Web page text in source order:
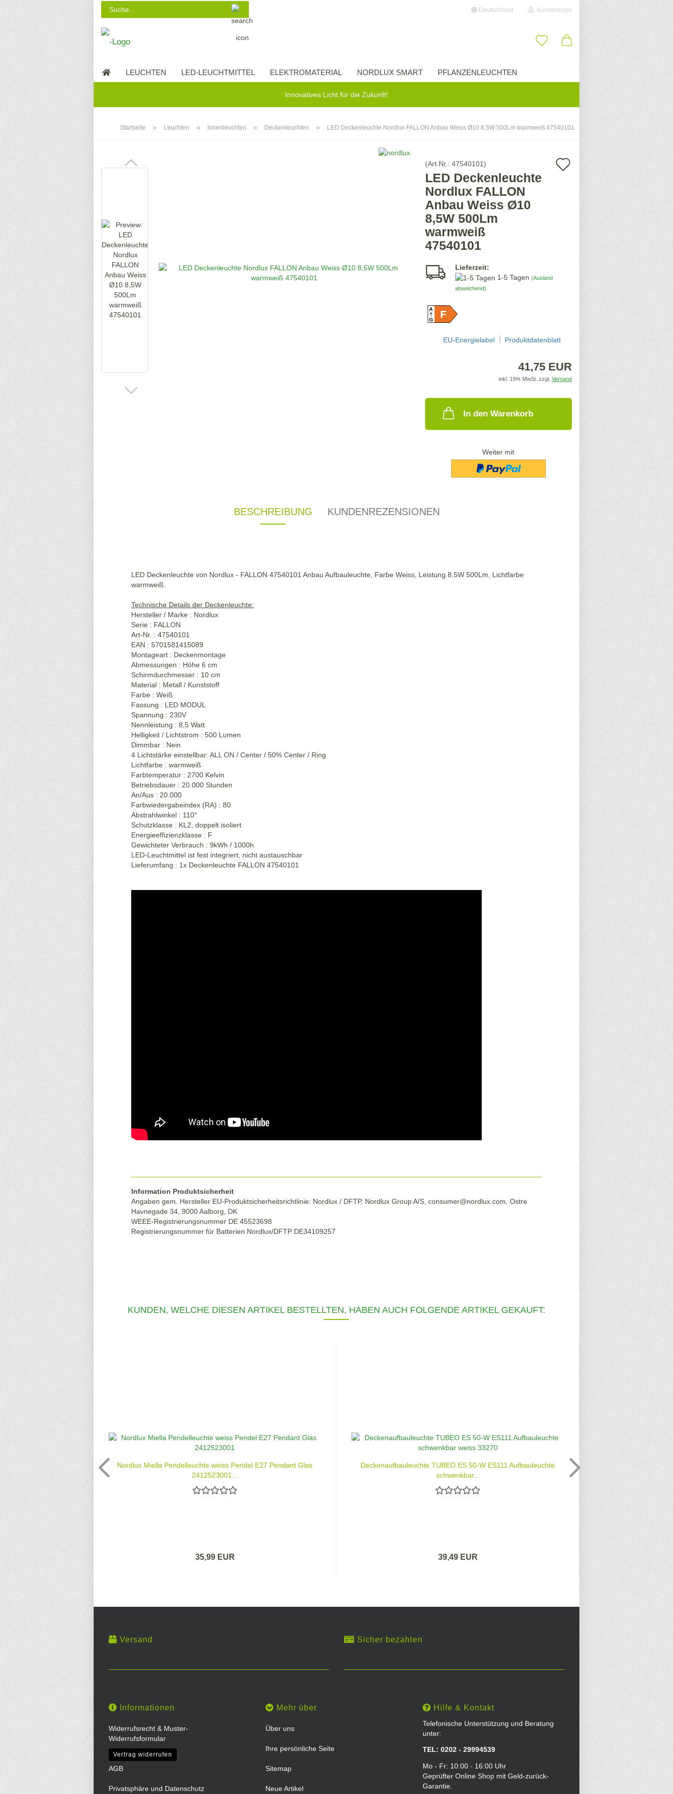
Deutschland Kundenlogin
Passwort vergessen?
Innovatives Licht für die Zukunft!
LEUCHTEN LED-LEUCHTMITTEL ELEKTROMATERIAL NORDLUX SMART PFLANZENLEUCHTEN
Startseite » Leuchten » Innenleuchten » Deckenleuchten » LED Deckenleuchte Nordlux FALLON Anbau Weiss Ø10 8,5W 500Lm warmweiß 47540101
(Art.Nr.: 47540101)
Auf
den
Merkzettel
LED Deckenleuchte
Nordlux FALLON
Anbau Weiss Ø10
8,5W 500Lm
warmweiß
47540101
Lieferzeit:
1-5 Tagen (Ausland
abweichend)
A
GF
EU-Energielabel Produktdatenblatt
41,75 EUR
inkl. 19% MwSt. zzgl. Versand
In den Warenkorb
Weiter mit
BESCHREIBUNG KUNDENREZENSIONEN
LED Deckenleuchte von Nordlux - FALLON 47540101 Anbau Aufbauleuchte, Farbe Weiss, Leistung 8,5W 500Lm, Lichtfarbe
warmweiß.
Technische Details der Deckenleuchte:
Hersteller / Marke : Nordlux
Serie : FALLON
Art-Nr. : 47540101
EAN : 5701581415089
Montageart : Deckenmontage
Abmessungen : Höhe 6 cm
Schirmdurchmesser : 10 cm
Material : Metall / Kunststoff
Farbe : Weiß
Fassung : LED MODUL
Spannung : 230V
Nennleistung : 8,5 Watt
Helligkeit / Lichtstrom : 500 Lumen
Dimmbar : Nein
4 Lichtstärke einstellbar: ALL ON / Center / 50% Center / Ring
Lichtfarbe : warmweiß
Farbtemperatur : 2700 Kelvin
Betriebsdauer : 20.000 Stunden
An/Aus : 20.000
Farbwiedergabeindex (RA) : 80
Abstrahlwinkel : 110°
Schutzklasse : KL2, doppelt isoliert
Energieeffizienzklasse : F
Gewichteter Verbrauch : 9kWh / 1000h
LED-Leuchtmittel ist fest integriert, nicht austauschbar
Lieferumfang : 1x Deckenleuchte FALLON 47540101
Information Produktsicherheit
Angaben gem. Hersteller EU-Produktsicherheitsrichtlinie: Nordlux / DFTP, Nordlux Group A/S, consumer@nordlux.com, Ostre
Havnegade 34, 9000 Aalborg, DK
WEEE-Registrierungsnummer DE 45523698
Registrierungsnummer für Batterien Nordlux/DFTP DE34109257
KUNDEN, WELCHE DIESEN ARTIKEL BESTELLTEN, HABEN AUCH FOLGENDE ARTIKEL GEKAUFT:
Nordlux Miella Pendelleuchte weiss Pendel E27 Pendant Glas
2412523001...
35,99 EUR
Deckenaufbauleuchte TUBEO ES 50-W ES111 Aufbauleuchte
schwenkbar...
39,49 EUR
9W Spot TEDI MAX
Versand Sicher bezahlen
Informationen
Widerrufsrecht & Muster-
Widerrufsformular
Vertrag widerrufen
AGB
Privatsphäre und Datenschutz
Mehr über
Über uns
Ihre persönliche Seite
Sitemap
Neue Artikel
Hilfe & Kontakt
Telefonische Unterstützung und Beratung
unter:
TEL: 0202 - 29994539
Mo - Fr: 10:00 - 16:00 Uhr
Geprüfter Online Shop mit Geld-zurück-
Garantie.